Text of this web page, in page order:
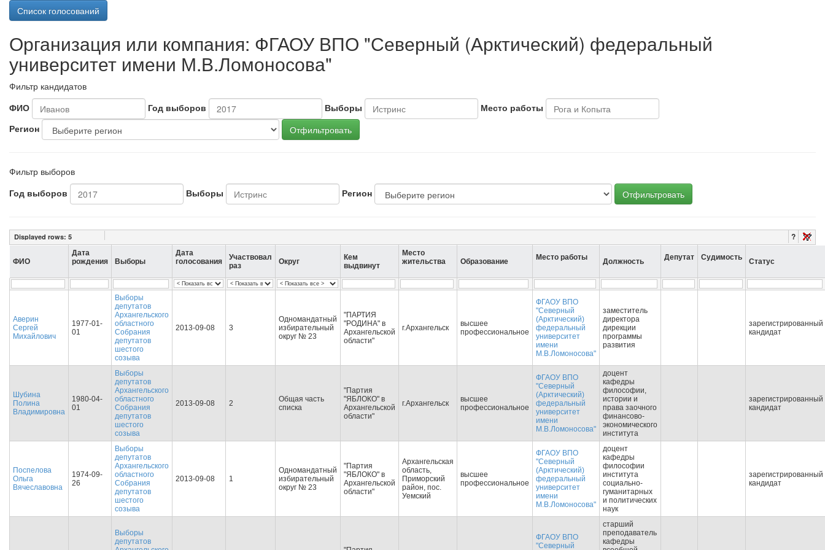
Список голосований
Организация или компания: ФГАОУ ВПО "Северный (Арктический) федеральный
университет имени М.В.Ломоносова"
Фильтр кандидатов
ФИО
Год выборов Выборы
Место работы
Регион
Отфильтровать
Фильтр выборов
Год выборов
Выборы Регион Отфильтровать
Displayed rows: 5 ?
ФИО
Дата
рождения
Выборы
Дата
голосования
Участвовал
раз
Округ
Кем
выдвинут
Место
жительства
Образование Место работы Должность Депутат Судимость Статус
Аверин
Сергей
Михайлович
1977-01-
01
Выборы
депутатов
Архангельского
областного
Собрания
депутатов
шестого
созыва
2013-09-08 3
Одномандатный
избирательный
округ № 23
"ПАРТИЯ
"РОДИНА" в
Архангельской
области"
г.Архангельск
высшее
профессиональное
ФГАОУ ВПО
"Северный
(Арктический)
федеральный
университет
имени
М.В.Ломоносова"
заместитель
директора
дирекции
программы
развития
зарегистрированный
кандидат
Шубина
Полина
Владимировна
1980-04-
01
Выборы
депутатов
Архангельского
областного
Собрания
депутатов
шестого
созыва
2013-09-08 2
Общая часть
списка
"Партия
"ЯБЛОКО" в
Архангельской
области"
г.Архангельск
высшее
профессиональное
ФГАОУ ВПО
"Северный
(Арктический)
федеральный
университет
имени
М.В.Ломоносова"
доцент
кафедры
философии,
истории и
права заочного
финансово-
экономического
института
зарегистрированный
кандидат
Поспелова
Ольга
Вячеславовна
1974-09-
26
Выборы
депутатов
Архангельского
областного
Собрания
депутатов
шестого
созыва
2013-09-08 1
Одномандатный
избирательный
округ № 23
"Партия
"ЯБЛОКО" в
Архангельской
области"
Архангельская
область,
Приморский
район, пос.
Уемский
высшее
профессиональное
ФГАОУ ВПО
"Северный
(Арктический)
федеральный
университет
имени
М.В.Ломоносова"
доцент
кафедры
философии
института
социально-
гуманитарных
и политических
наук
зарегистрированный
кандидат
Выборы
депутатов
ФГАОУ ВПО
"Северный
старший
преподаватель
кафедры